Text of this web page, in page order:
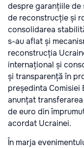
despre garanțiile
de reconstrucție și
consolidarea
s-au aflat și
reconstrucția
internațional și
și transparență în
președinta Comisiei
anunțat
de euro din
acordat Ucrainei.
În marja